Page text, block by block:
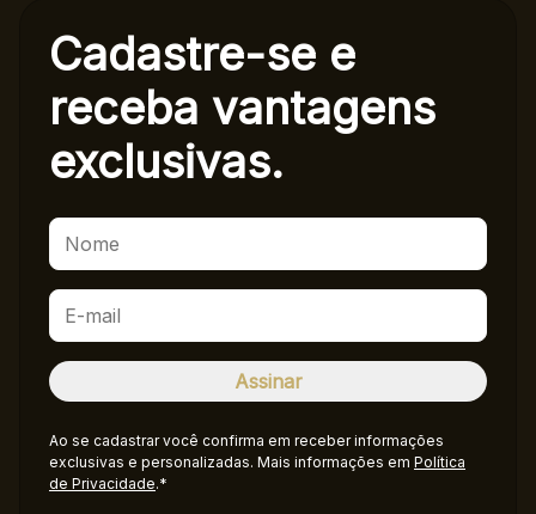
Cadastre-se e
receba vantagens
exclusivas.
Ao se cadastrar você confirma em receber informações
exclusivas e personalizadas. Mais informações em Política
de Privacidade.*